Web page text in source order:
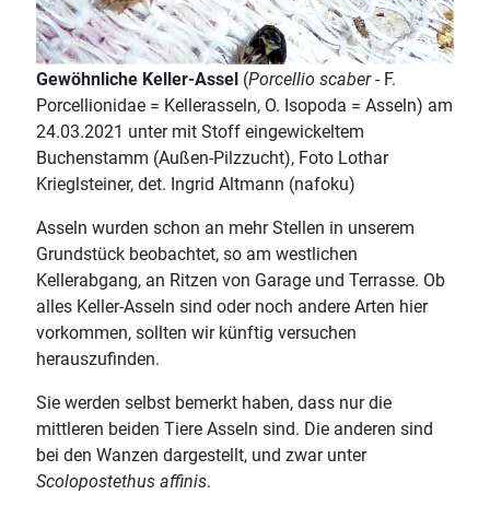
Gewöhnliche Keller-Assel (Porcellio scaber- F.
Porcellionidae = Kellerasseln, O. Isopoda = Asseln) am
24.03.2021 unter mit Stoff eingewickeltem
Buchenstamm (Außen-Pilzzucht), Foto Lothar
Krieglsteiner, det. Ingrid Altmann (nafoku)
Asseln wurden schon an mehr Stellen in unserem
Grundstück beobachtet, so am westlichen
Kellerabgang, an Ritzen von Garage und Terrasse. Ob
alles Keller-Asseln sind oder noch andere Arten hier
vorkommen, sollten wir künftig versuchen
herauszufinden.
Sie werden selbst bemerkt haben, dass nur die
mittleren beiden Tiere Asseln sind. Die anderen sind
bei den Wanzen dargestellt, und zwar unter
Scolopostethus affinis.